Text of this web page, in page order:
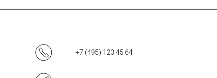
+7 (495) 123 45 64